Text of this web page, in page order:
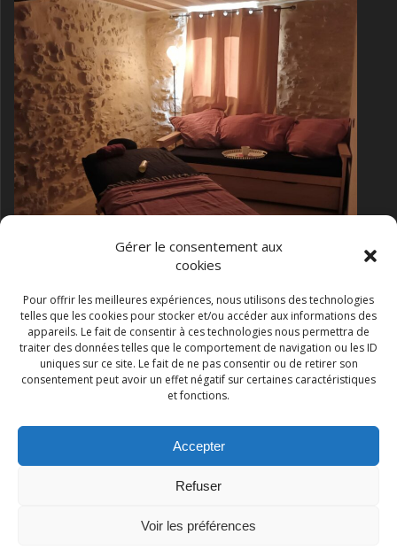
Gérer le consentement aux
cookies
Pour offrir les meilleures expériences, nous utilisons des technologies
telles que les cookies pour stocker et/ou accéder aux informations des
appareils. Le fait de consentir à ces technologies nous permettra de
traiter des données telles que le comportement de navigation ou les ID
uniques sur ce site. Le fait de ne pas consentir ou de retirer son
consentement peut avoir un effet négatif sur certaines caractéristiques
et fonctions.
Accepter
Refuser
Voir les préférences
massage bien être dans la salle de massage de la
chambre romantique
Les Gites du Beaumont
thème Mesmerize